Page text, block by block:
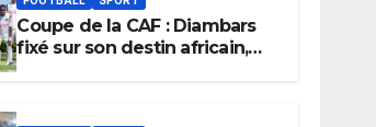
Coupe de la CAF : Diambars
fixé sur son destin africain,